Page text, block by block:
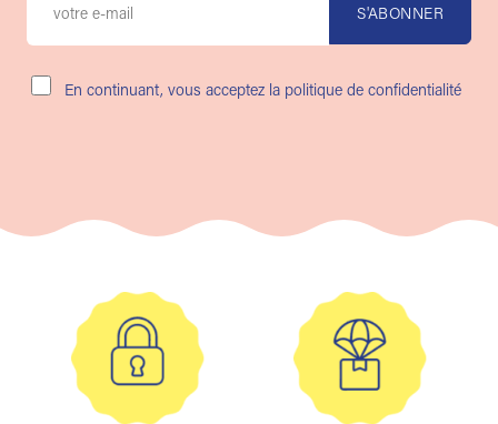
En continuant, vous acceptez la politique de confidentialité